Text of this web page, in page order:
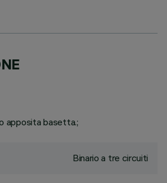
apposita basetta.;
Binario a tre circuiti